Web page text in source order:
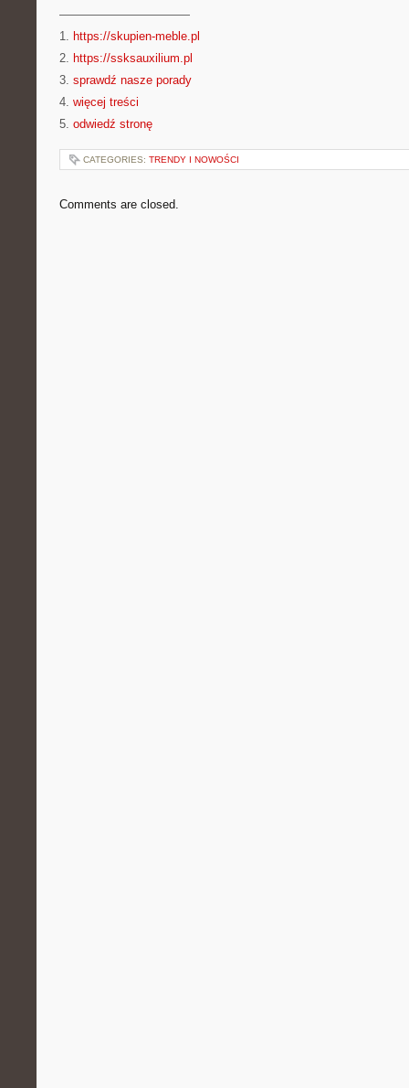
———————————
1. https://skupien-meble.pl
2. https://ssksauxilium.pl
3. sprawdź nasze porady
4. więcej treści
5. odwiedź stronę
CATEGORIES: TRENDY I NOWOŚCI
Comments are closed.